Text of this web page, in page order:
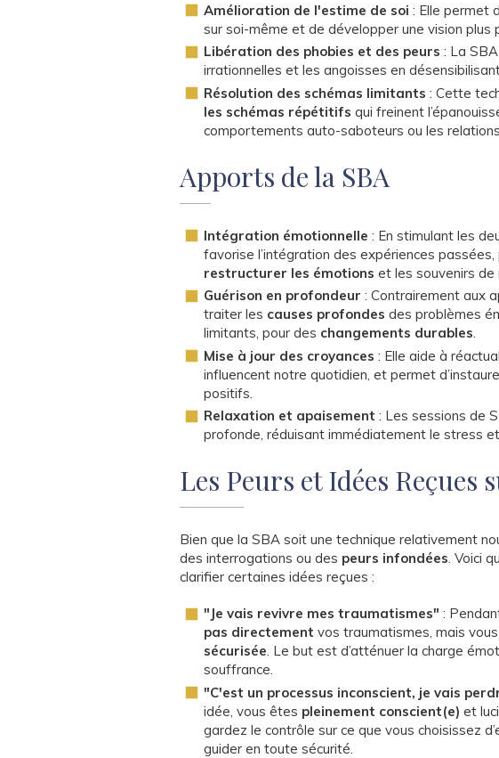
Amélioration de l'estime de soi : Elle permet
sur soi-même et de développer une vision plus
Libération des phobies et des peurs : La
irrationnelles et les angoisses en
Résolution des schémas limitants : Cette
les schémas répétitifs qui freinent
comportements auto-saboteurs ou les
Apports de la SBA
Intégration émotionnelle : En stimulant les
favorise l’intégration des expériences
restructurer les émotions et les souvenirs de
Guérison en profondeur : Contrairement aux
traiter les causes profondes des problèmes
limitants, pour des changements durables.
Mise à jour des croyances : Elle aide à
influencent notre quotidien, et permet
positifs.
Relaxation et apaisement : Les sessions de
profonde, réduisant immédiatement le stress
Les Peurs et Idées Reçues
Bien que la SBA soit une technique relativement
des interrogations ou des peurs infondées. Voici
clarifier certaines idées reçues :
"Je vais revivre mes traumatismes" :
pas directement vos traumatismes, mais
sécurisée. Le but est d’atténuer la charge
souffrance.
"C'est un processus inconscient, je vais
idée, vous êtes pleinement conscient(e) et
gardez le contrôle sur ce que vous choisissez
guider en toute sécurité.